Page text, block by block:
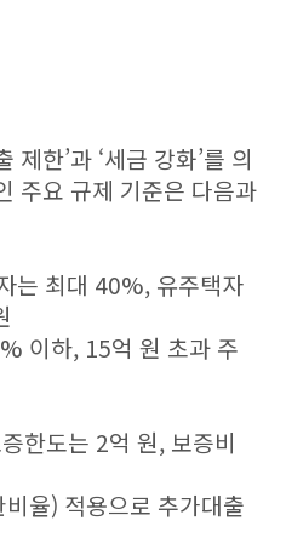
제한’과 ‘세금 강화’를 의
주요 규제 기준은 다음과
는 최대 40%, 유주택자
이하, 15억 원 초과 주
한도는 2억 원, 보증비
율) 적용으로 추가대출